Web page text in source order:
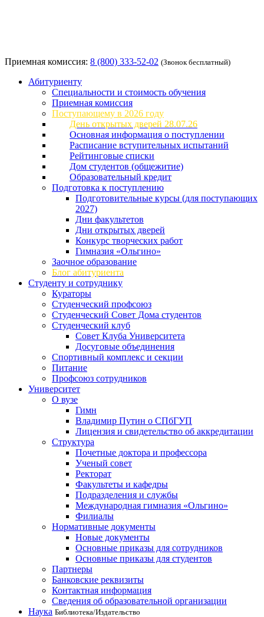
Приемная комиссия: 8 (800) 333-52-02 (Звонок бесплатный)
Абитуриенту
Специальности и стоимость обучения
Приемная комиссия
Поступающему в 2026 году
День открытых дверей 28.07.26
Основная информация о поступлении
Расписание вступительных испытаний
Рейтинговые списки
Дом студентов (общежитие)
Образовательный кредит
Подготовка к поступлению
Подготовительные курсы (для поступающих
2027)
Дни факультетов
Дни открытых дверей
Конкурс творческих работ
Гимназия «Ольгино»
Заочное образование
Блог абитуриента
Студенту и сотруднику
Кураторы
Студенческий профсоюз
Студенческий Совет Дома студентов
Студенческий клуб
Совет Клуба Университета
Досуговые объединения
Спортивный комплекс и секции
Питание
Профсоюз сотрудников
Университет
О вузе
Гимн
Владимир Путин о СПбГУП
Лицензия и свидетельство об аккредитации
Структура
Почетные доктора и профессора
Ученый совет
Ректорат
Факультеты и кафедры
Подразделения и службы
Международная гимназия «Ольгино»
Филиалы
Нормативные документы
Новые документы
Основные приказы для сотрудников
Основные приказы для студентов
Партнеры
Банковские реквизиты
Контактная информация
Сведения об образовательной организации
Наука Библиотека/Издательство